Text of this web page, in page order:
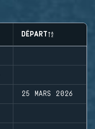
DÉPART
25 MARS 2026